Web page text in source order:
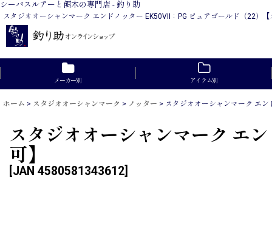
シーバスルアーと餌木の専門店 - 釣り助
スタジオオーシャンマーク エンドノッター EK50VII：PG ピュアゴールド（22
メーカー別 アイテム別
ホーム > スタジオオーシャンマーク > ノッター > スタジオオーシャンマーク エ
スタジオオーシャンマーク エ
可】
JAN 4580581343612